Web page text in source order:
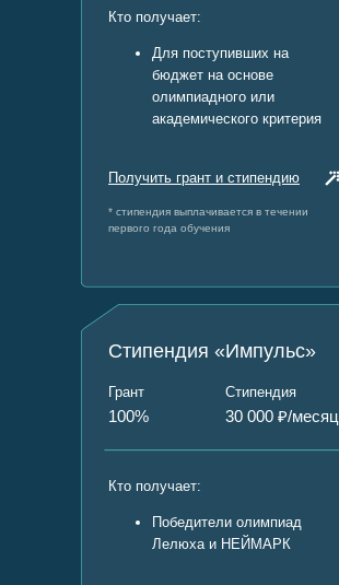
Стипендия
30 000 ₽/месяц
Грант
100%
Стипендия «Импульс»
Кто получает:
Победители олимпиад
Лелюха и НЕЙМАРК
* стипендия выплачивается в течении
первого года обучения
Получить грант и стипендию
Кто получает:
Для поступивших на
бюджет на основе
олимпиадного или
академического критерия
Мы предлагаем разные
варианты оплаты и
сотрудничества, выберите
подходящий для вас:
Грант 100% на обучение и
проживание